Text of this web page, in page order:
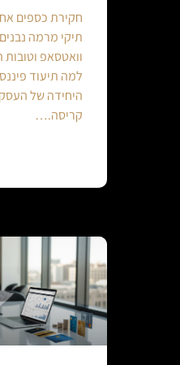
חקירת כספים
תיקי מרמה
וואטסאפ
למה תיעוד
היחידה של
קריסה.…